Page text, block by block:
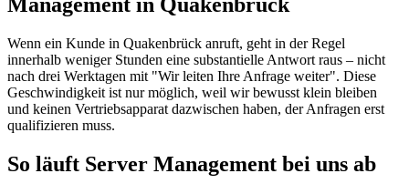
Management in Quakenbrück
Wenn ein Kunde in Quakenbrück anruft, geht in der Regel
innerhalb weniger Stunden eine substantielle Antwort raus – nicht
nach drei Werktagen mit "Wir leiten Ihre Anfrage weiter". Diese
Geschwindigkeit ist nur möglich, weil wir bewusst klein bleiben
und keinen Vertriebsapparat dazwischen haben, der Anfragen erst
qualifizieren muss.
So läuft Server Management bei uns ab